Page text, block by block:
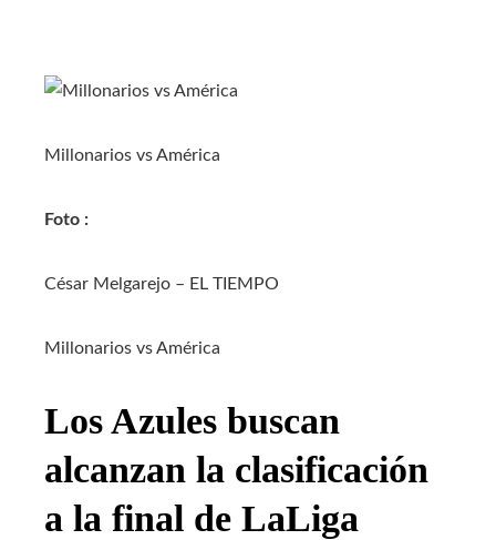
Millonarios vs América
Foto :
César Melgarejo – EL TIEMPO
Millonarios vs América
Los Azules buscan
alcanzan la clasificación
a la final de LaLiga